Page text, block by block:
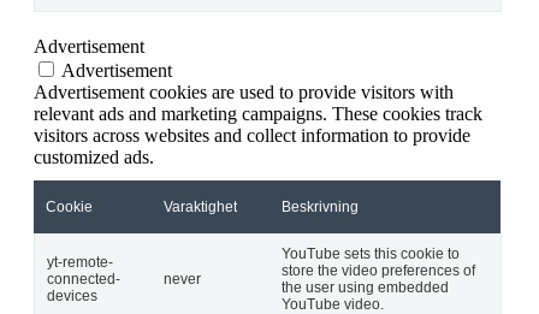
Advertisement
Advertisement
Advertisement cookies are used to provide visitors with
relevant ads and marketing campaigns. These cookies track
visitors across websites and collect information to provide
customized ads.
Cookie Varaktighet Beskrivning
yt-remote-
connected-
devices
never
YouTube sets this cookie to
store the video preferences of
the user using embedded
YouTube video.